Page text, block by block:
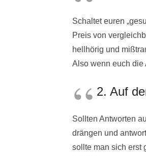
Schaltet euren
Preis von
hellhörig und
Also wenn euch die
2. Auf
Sollten Antworten
drängen und
sollte man sich erst